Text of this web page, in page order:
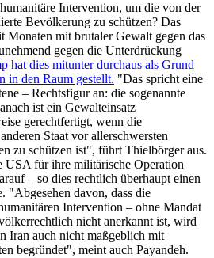
Intervention, um die von der
Bevölkerung zu schützen? Das
Monaten mit brutaler Gewalt gegen das
gegen die Unterdrückung
hat dies mitunter durchaus als Grund
in den Raum gestellt. "Das spricht eine
– Rechtsfigur an: die sogenannte
ist ein Gewalteinsatz
gerechtfertigt, wenn die
Staat vor allerschwersten
zu schützen ist", führt Thielbörger aus.
USA für ihre militärische Operation
– so dies rechtlich überhaupt einen
"Abgesehen davon, dass die
Intervention – ohne Mandat
nicht anerkannt ist, wird
Iran auch nicht maßgeblich mit
begründet", meint auch Payandeh.